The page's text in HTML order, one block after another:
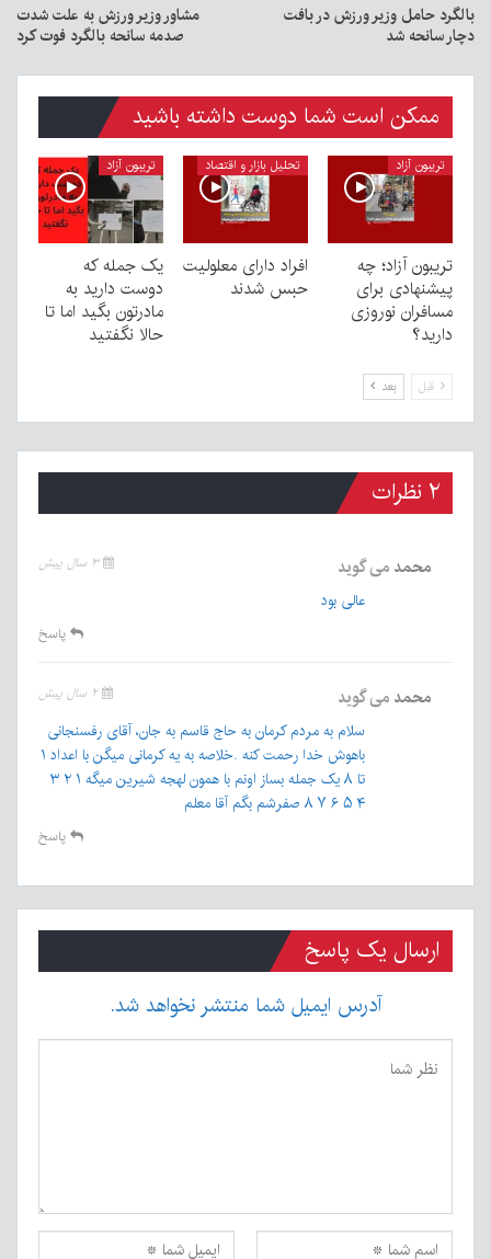
بالگرد حامل وزیر ورزش در بافت
دچار سانحه شد
مشاور وزیر ورزش به علت شدت
صدمه سانحه بالگرد فوت کرد
ممکن است شما دوست داشته باشید
تریبون آزاد
تریبون آزاد؛ چه
پیشنهادی برای
مسافران نوروزی
دارید؟
تحلیل بازار و اقتصاد
افراد دارای معلولیت
حبس شدند
تریبون آزاد
یک جمله که
دوست دارید به
مادرتون بگید اما تا
حالا نگفتید
قبل بعد
۲ نظرات
محمد می گوید ۳ سال پیش
عالی بود
پاسخ
محمد می گوید ۲ سال پیش
سلام به مردم کرمان به حاج قاسم به جان، آقای رفسنجانی
باهوش خدا رحمت کنه .خلاصه به یه کرمانی میگن با اعداد ۱
تا ۸ یک جمله بساز اونم با همون لهجه شیرین میگه ۱ ۲ ۳
۴ ۵ ۶ ۷ ۸ صفرشم بگم آقا معلم
پاسخ
ارسال یک پاسخ
آدرس ایمیل شما منتشر نخواهد شد.